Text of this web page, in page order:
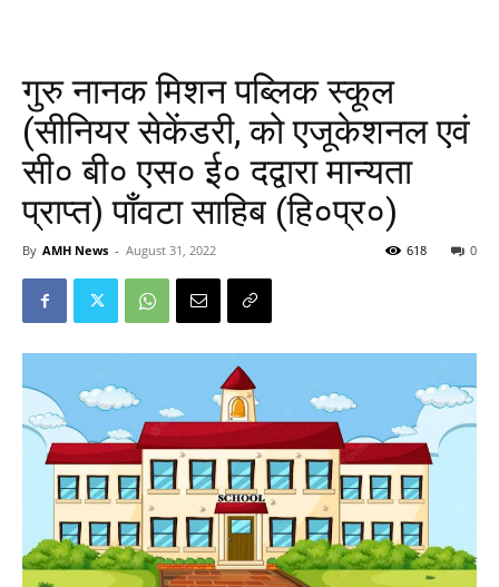
गुरु नानक मिशन पब्लिक स्कूल
(सीनियर सेकेंडरी, को एजूकेशनल एवं
सी० बी० एस० ई० दद्वारा मान्यता
प्राप्त) पाँवटा साहिब (हि०प्र०)
By AMH News - August 31, 2022 0
618